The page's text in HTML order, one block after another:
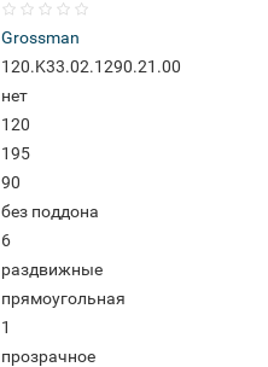
Grossman
120.K33.02.1290.21.00
нет
120
195
90
без поддона
6
раздвижные
прямоугольная
1
прозрачное